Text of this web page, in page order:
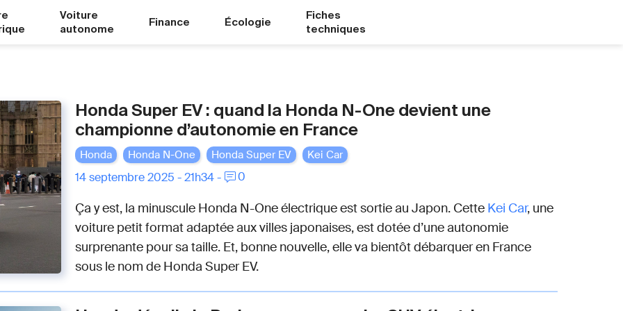
Voiture
autonome
Finance Écologie
Fiches
techniques
Honda Super EV : quand la Honda N-One devient une
championne d’autonomie en France
Honda Honda N-One Honda Super EV Kei Car
14 septembre 2025 - 21h34 - 0
Ça y est, la minuscule Honda N-One électrique est sortie au Japon. Cette Kei Car, une
voiture petit format adaptée aux villes japonaises, est dotée d’une autonomie
surprenante pour sa taille. Et, bonne nouvelle, elle va bientôt débarquer en France
sous le nom de Honda Super EV.